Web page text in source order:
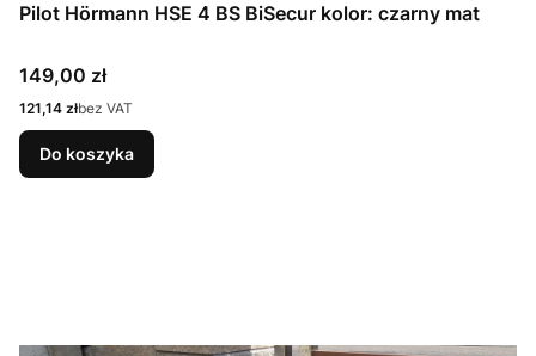
Pilot Hörmann HSE 4 BS BiSecur kolor: czarny mat
Cena
149,00 zł
Cena
121,14 złbez VAT
Do koszyka